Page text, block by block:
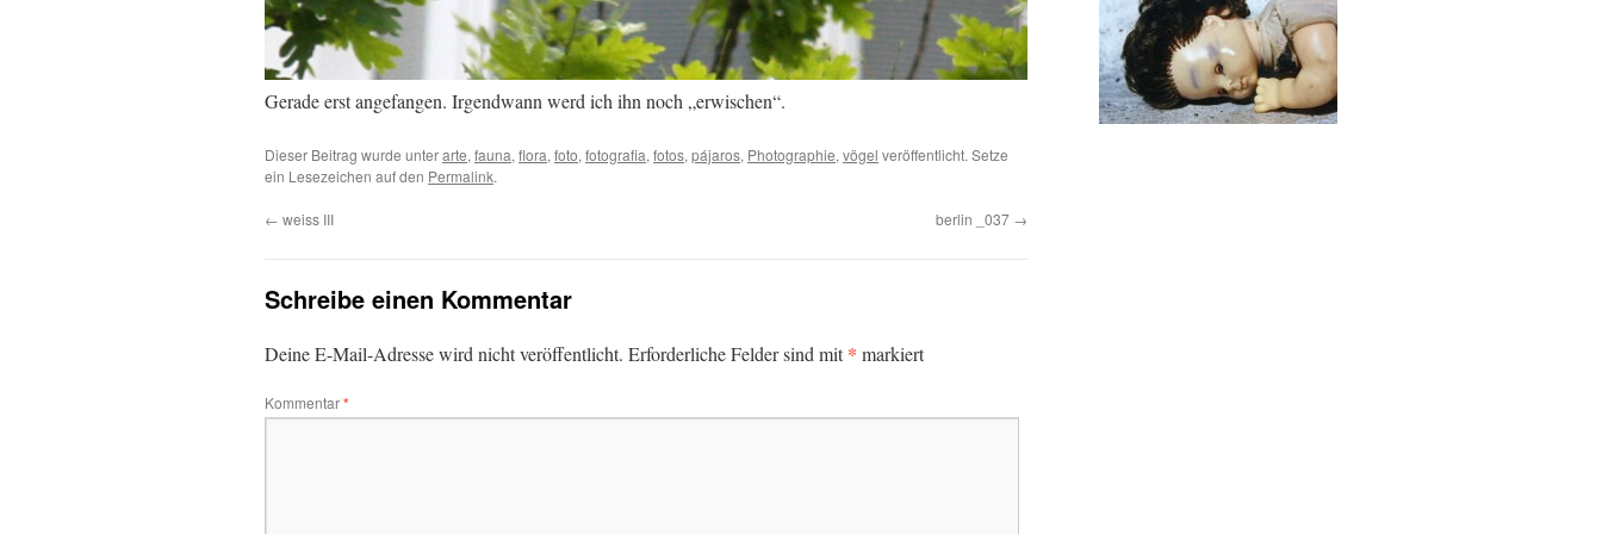
Gerade erst angefangen. Irgendwann werd ich ihn noch „erwischen“.
Dieser Beitrag wurde unterarte, fauna, flora, foto, fotografia, fotos, pájaros, Photographie, vögel veröffentlicht. Setze
ein Lesezeichen auf den Permalink.
← weiss III berlin _037 →
Schreibe einen Kommentar
Deine E-Mail-Adresse wird nicht veröffentlicht. Erforderliche Felder sind mit* markiert
Kommentar*